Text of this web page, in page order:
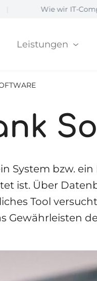
wir IT-Compliance
Leistungen
System bzw.
ist. Über
Tool
Gewährleisten